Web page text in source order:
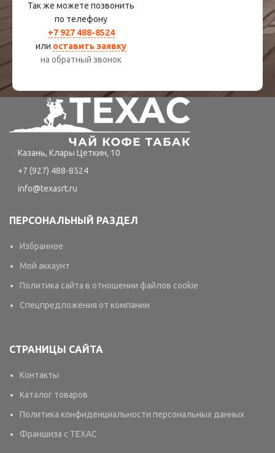
Так же можете позвонить
по телефону
+7 927 488-8524
или оставить заявку
на обратный звонок
Казань, Клары Цеткин, 10
+7 (927) 488-8524
info@texasrt.ru
ПЕРСОНАЛЬНЫЙ РАЗДЕЛ
Избранное
Мой аккаунт
Политика сайта в отношении файлов cookie
Спецпредложения от компании
СТРАНИЦЫ САЙТА
Контакты
Каталог товаров
Политика конфиденциальности персональных данных
Франшиза с TEXAC